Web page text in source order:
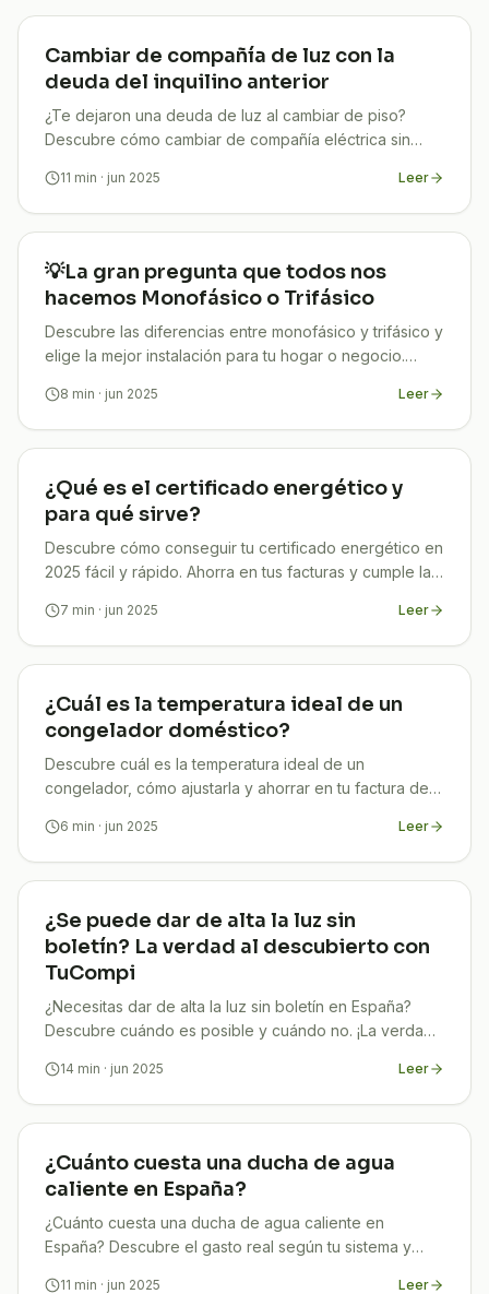
Cambiar de compañía de luz con la
deuda del inquilino anterior
¿Te dejaron una deuda de luz al cambiar de piso?
Descubre cómo cambiar de compañía eléctrica sin
paso.
11 min · jun 2025 Leer
💡La gran pregunta que todos nos
hacemos Monofásico o Trifásico
Descubre las diferencias entre monofásico y trifásico y
elige la mejor instalación para tu hogar o negocio.
8 min · jun 2025 Leer
¿Qué es el certificado energético y
para qué sirve?
Descubre cómo conseguir tu certificado energético en
2025 fácil y rápido. Ahorra en tus facturas y cumple la
7 min · jun 2025 Leer
¿Cuál es la temperatura ideal de un
congelador doméstico?
Descubre cuál es la temperatura ideal de un
congelador, cómo ajustarla y ahorrar en tu factura de
6 min · jun 2025 Leer
¿Se puede dar de alta la luz sin
boletín? La verdad al descubierto con
TuCompi
¿Necesitas dar de alta la luz sin boletín en España?
Descubre cuándo es posible y cuándo no. ¡La verdad
14 min · jun 2025 Leer
¿Cuánto cuesta una ducha de agua
caliente en España?
¿Cuánto cuesta una ducha de agua caliente en
España? Descubre el gasto real según tu sistema y
11 min · jun 2025 Leer